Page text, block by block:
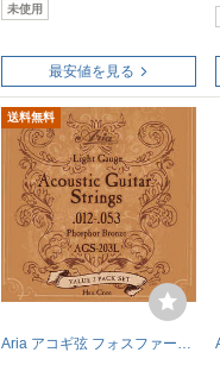
未使用
最安値を見る
送料無料
Aria アコギ弦 フォスファーブロンズ ライトゲージ お得3パックセット フォークギター AGS-203L